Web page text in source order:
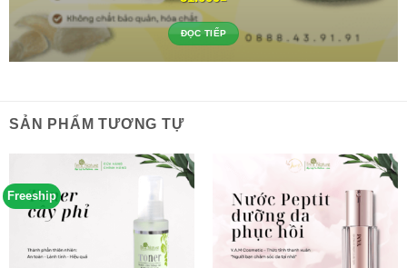
ĐỌC TIẾP
SẢN PHẨM TƯƠNG TỰ
Freeship